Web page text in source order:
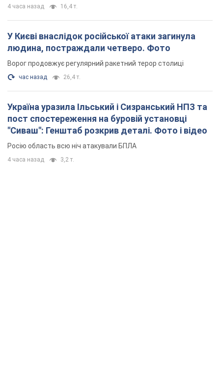
4 часа назад 16,4 т.
У Києві внаслідок російської атаки загинула
людина, постраждали четверо. Фото
Ворог продовжує регулярний ракетний терор столиці
час назад 26,4 т.
Україна уразила Ільський і Сизранський НПЗ та
пост спостереження на буровій установці
"Сиваш": Генштаб розкрив деталі. Фото і відео
Росію область всю ніч атакували БПЛА
4 часа назад 3,2 т.